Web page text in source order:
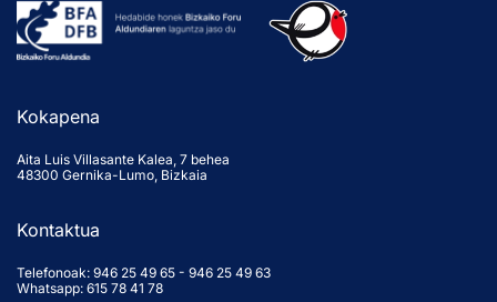
Kokapena
Aita Luis Villasante Kalea, 7 behea
48300 Gernika-Lumo, Bizkaia
Kontaktua
Telefonoak: 946 25 49 65 - 946 25 49 63
Whatsapp: 615 78 41 78